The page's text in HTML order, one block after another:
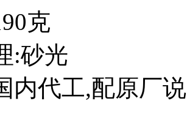
克
:砂光
内代工,配原厂